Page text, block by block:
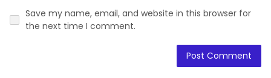
Save my name, email, and website in this browser for
the next time I comment.